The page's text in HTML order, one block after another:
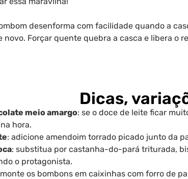
desenforma com facilidade quando a
novo. Forçar quente quebra a casca e libera o
Dicas,
meio amargo: se o doce de leite ficar
hora.
: adicione amendoim torrado picado junto da
: substitua por castanha-do-pará triturada,
o protagonista.
monte os bombons em caixinhas com forro de